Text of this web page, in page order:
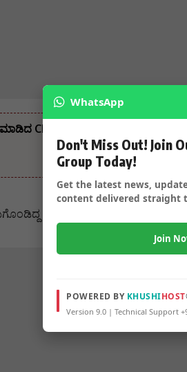
CM – ಸಚಿವ ಸಂಪುಟ ವಿಸ್ತರಣೆ
ಮಗುವನ್ನೂ ಸಹ ತಾಯಿಯೊಂದಿಗೆ
WhatsApp
Don't Miss Out! Join
Group Today!
Get the latest news,
content delivered straight
Join
POWERED BY KHUSHIHOST
Version 9.0 | Technical Support